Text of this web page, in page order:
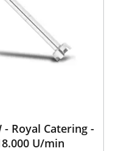
- Royal Catering -
U/min